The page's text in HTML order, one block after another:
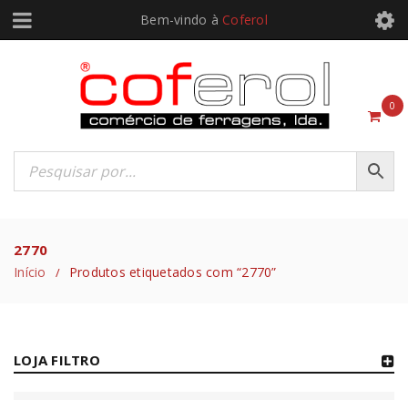
Bem-vindo à Coferol
0
2770
Início / Produtos etiquetados com “2770”
LOJA FILTRO